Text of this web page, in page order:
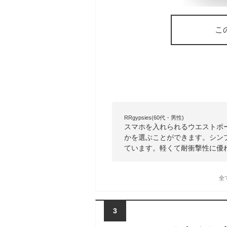
こ
RRgypsies(60代・男性)
スマホを入れられるウエスト
かを選ぶことができます。シ
ています。軽くて耐衝撃性に優
全
3